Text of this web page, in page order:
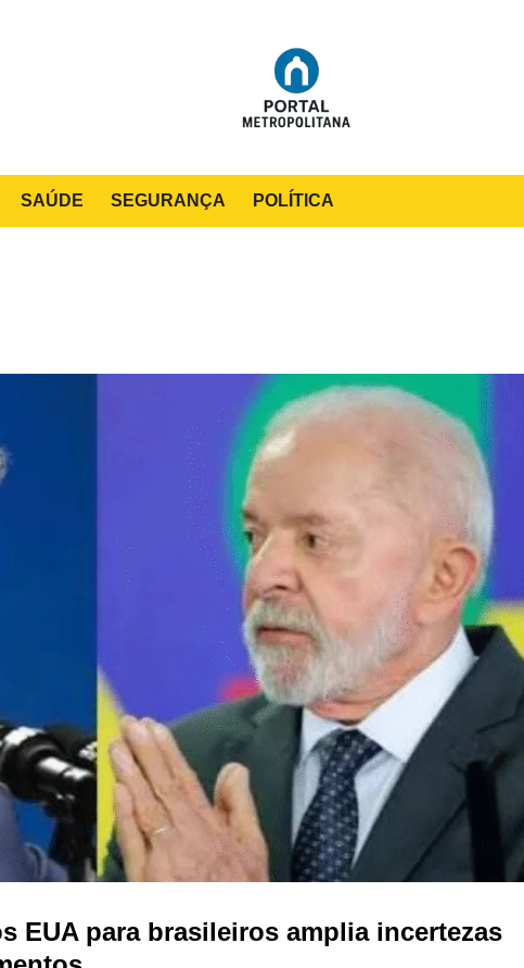
SAÚDE SEGURANÇA POLÍTICA
EUA para brasileiros amplia incertezas